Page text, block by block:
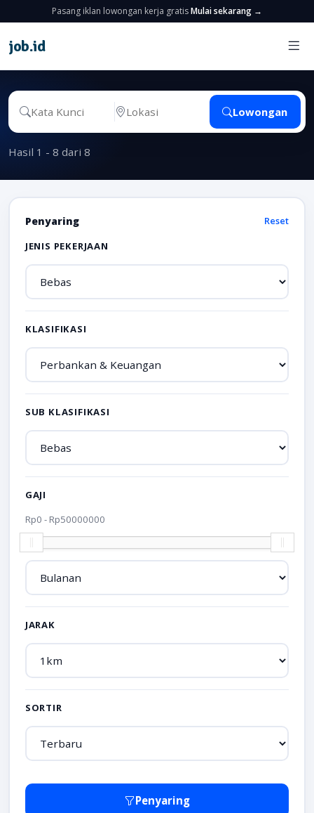
Pasang iklan lowongan kerja gratisMulai sekarang →
job.id
Lowongan
Hasil 1 - 8 dari 8
Penyaring
Reset
JENIS PEKERJAAN
KLASIFIKASI
SUB KLASIFIKASI
GAJI
Rp0 - Rp50000000
JARAK
SORTIR
Penyaring